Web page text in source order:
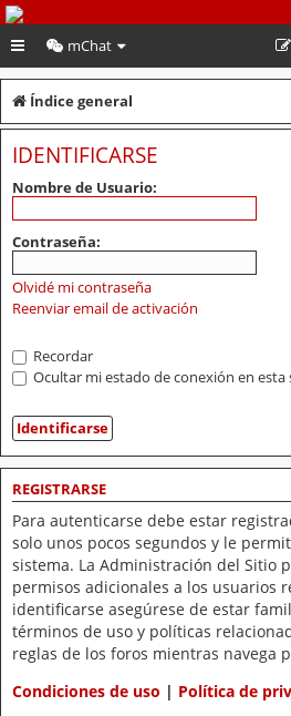
PeruVoley.com
mChat
Índice general
IDENTIFICARSE
Nombre de Usuario:
Contraseña:
Olvidé mi contraseña
Reenviar email de activación
Recordar
Ocultar mi estado de conexión en esta
REGISTRARSE
Para autenticarse debe estar
solo unos pocos segundos y le
sistema. La Administración del Sitio
permisos adicionales a los usuarios
identificarse asegúrese de estar
términos de uso y políticas
reglas de los foros mientras navega
Condiciones de uso | Política de